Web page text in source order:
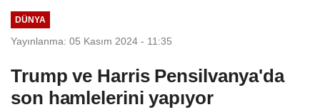
DÜNYA
Yayınlanma: 05 Kasım 2024 - 11:35
Trump ve Harris Pensilvanya'da
son hamlelerini yapıyor